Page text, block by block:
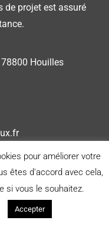
de projet est assuré
Houilles
Mentions Légales
Solidarité
pour améliorer votre
êtes d'accord avec cela,
si vous le souhaitez.
Accepter